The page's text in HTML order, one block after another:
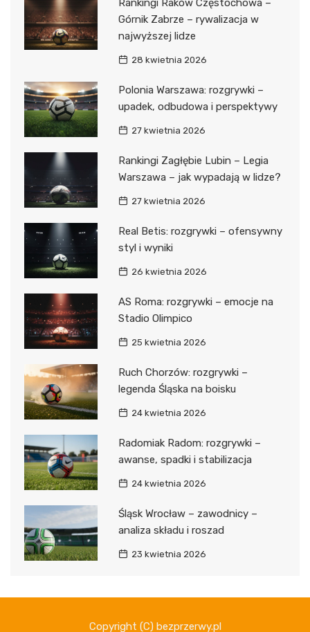
Rankingi Raków Częstochowa –
Górnik Zabrze – rywalizacja w
najwyższej lidze
28 kwietnia 2026
Polonia Warszawa: rozgrywki –
upadek, odbudowa i perspektywy
27 kwietnia 2026
Rankingi Zagłębie Lubin – Legia
Warszawa – jak wypadają w lidze?
27 kwietnia 2026
Real Betis: rozgrywki – ofensywny
styl i wyniki
26 kwietnia 2026
AS Roma: rozgrywki – emocje na
Stadio Olimpico
25 kwietnia 2026
Ruch Chorzów: rozgrywki –
legenda Śląska na boisku
24 kwietnia 2026
Radomiak Radom: rozgrywki –
awanse, spadki i stabilizacja
24 kwietnia 2026
Śląsk Wrocław – zawodnicy –
analiza składu i roszad
23 kwietnia 2026
Copyright (C) bezprzerwy.pl